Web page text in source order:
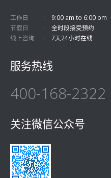
工作日
9:00 am to 6:00 pm
节假日
全时段接受预约
线上咨询
7天24小时在线
服务热线
400-168-2322
关注微信公众号